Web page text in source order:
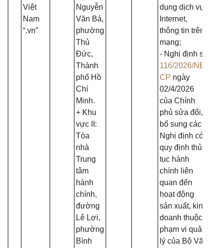
Việt
Nam
“.vn”
Nguyễn
Văn Bá,
phường
Thủ
Đức,
Thành
phố Hồ
Chí
Minh.
+ Khu
vực II:
Tòa
nhà
Trung
tâm
hành
chính,
đường
Lê Lợi,
phường
Bình
dụng dịch vụ
Internet,
thông tin trên
mạng;
- Nghị định số
116/2026/NĐ-
CP ngày
02/4/2026
của Chính
phủ sửa đổi,
bổ sung các
Nghị định có
quy định thủ
tục hành
chính liên
quan đến
hoạt động
sản xuất, kinh
doanh thuộc
phạm vi quản
lý của Bộ Văn